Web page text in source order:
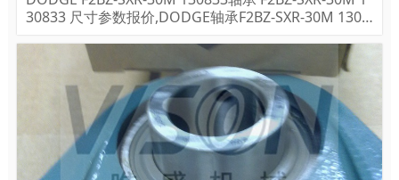
30833 尺寸参数报价,DODGE轴承F2BZ-SXR-30M 1308